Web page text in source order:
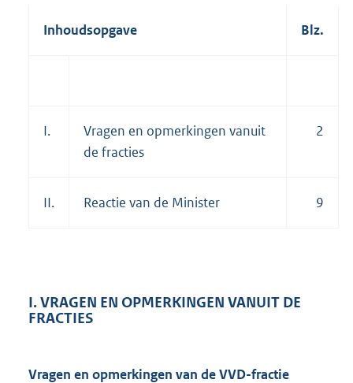
Inhoudsopgave Blz.
I.
Vragen en opmerkingen vanuit
de fracties
2
II. Reactie van de Minister 9
I. VRAGEN EN OPMERKINGEN VANUIT DE
FRACTIES
Vragen en opmerkingen van de VVD-fractie